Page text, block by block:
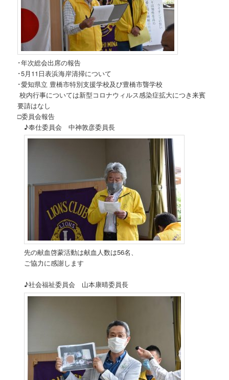
･年次総会出席の報告
･5月11日表浜海岸清掃について
･愛知県立 豊橋市特別支援学校及び豊橋市聾学校
校内行事については新型コロナウィルス感染症拡大につき来賓
要請はなし
□委員会報告
♪奉仕委員会 中神敦彦委員長
先の献血啓蒙活動は献血人数は56名、
ご協力に感謝します
♪社会福祉委員会 山本康晴委員長